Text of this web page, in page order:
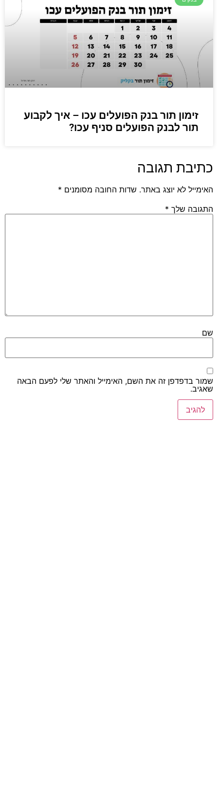
זימון תור בנק הפועלים עכו – איך לקבוע
תור לבנק הפועלים סניף עכו?
כתיבת תגובה
האימייל לא יוצג באתר. שדות החובה מסומנים *
התגובה שלך *
שם
שמור בדפדפן זה את השם, האימייל והאתר שלי לפעם הבאה
שאגיב.